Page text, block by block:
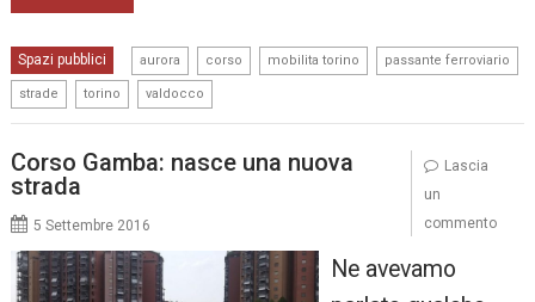
Spazi pubblici aurora corso mobilita torino passante ferroviario
strade torino valdocco
Corso Gamba: nasce una nuova
strada
5 Settembre 2016
Ne avevamo
Lascia
un
commento